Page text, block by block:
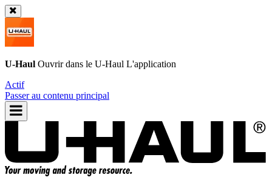
U-Haul Ouvrir dans le U-Haul L'application
Actif
Passer au contenu principal